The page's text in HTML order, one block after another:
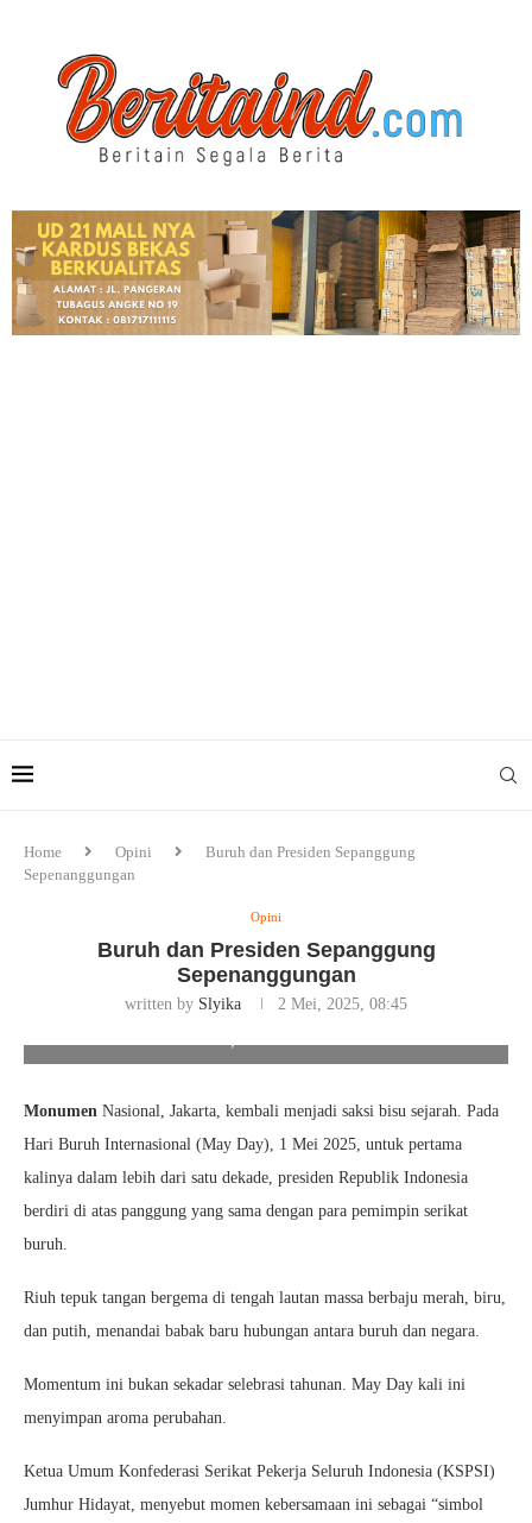
Home Opini
Buruh dan Presiden Sepanggung
Sepenanggungan
Opini
Buruh dan Presiden Sepanggung
Sepenanggungan
written by Slyika
2 Mei, 2025, 08:45
Monumen Nasional, Jakarta, kembali menjadi saksi bisu sejarah. Pada
Hari Buruh Internasional (May Day), 1 Mei 2025, untuk pertama
kalinya dalam lebih dari satu dekade, presiden Republik Indonesia
berdiri di atas panggung yang sama dengan para pemimpin serikat
buruh.
Riuh tepuk tangan bergema di tengah lautan massa berbaju merah, biru,
dan putih, menandai babak baru hubungan antara buruh dan negara.
Momentum ini bukan sekadar selebrasi tahunan. May Day kali ini
menyimpan aroma perubahan.
Ketua Umum Konfederasi Serikat Pekerja Seluruh Indonesia (KSPSI)
Jumhur Hidayat, menyebut momen kebersamaan ini sebagai “simbol